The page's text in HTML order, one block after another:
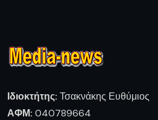
Ιδιοκτήτης: Τσακνάκης Ευθύμιος
ΑΦΜ: 040789664